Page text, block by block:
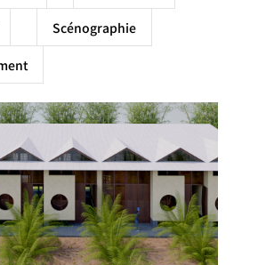
Scénographie